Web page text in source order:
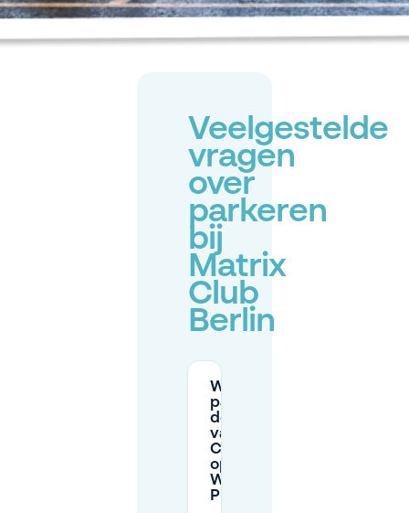
Veelgestelde
vragen
over
parkeren
bij
Matrix
Club
Berlin
Waar kan ik
parkeren in
de buurt
van Matrix
Club Berlin
op
Warschauer
Platz 18?